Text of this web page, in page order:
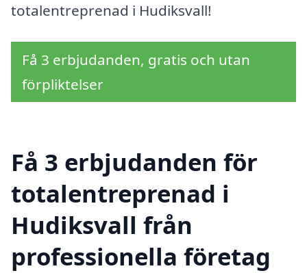
totalentreprenad i Hudiksvall!
Få 3 erbjudanden, gratis och utan
förpliktelser
Få 3 erbjudanden för
totalentreprenad i
Hudiksvall från
professionella företag